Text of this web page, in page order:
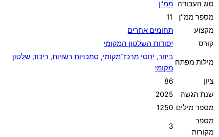
סוג העבודה ממ"ן
מספר ממ"ן
11
מקצוע
תחומים אחרים
קורס
יסודות השלטון המקומי
מילות מפתח
ביזור, יחסי מרכז־מקומי, סמכויות רשויות, ריכוז, שלטון
מקומי
ציון
86
שנת הגשה
2025
מספר מילים 1250
מספר
מקורות
3